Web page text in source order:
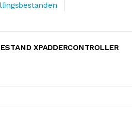
XPADDERCONTROLLER